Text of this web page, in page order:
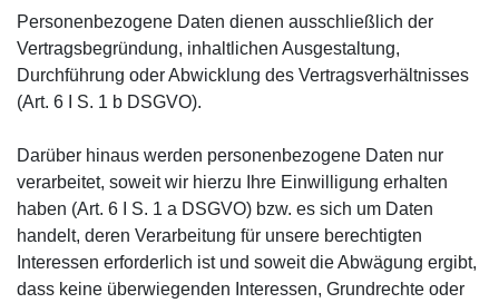
Personenbezogene Daten dienen ausschließlich der
Vertragsbegründung, inhaltlichen Ausgestaltung,
Durchführung oder Abwicklung des Vertragsverhältnisses
(Art. 6 I S. 1 b DSGVO).
Darüber hinaus werden personenbezogene Daten nur
verarbeitet, soweit wir hierzu Ihre Einwilligung erhalten
haben (Art. 6 I S. 1 a DSGVO) bzw. es sich um Daten
handelt, deren Verarbeitung für unsere berechtigten
Interessen erforderlich ist und soweit die Abwägung ergibt,
dass keine überwiegenden Interessen, Grundrechte oder